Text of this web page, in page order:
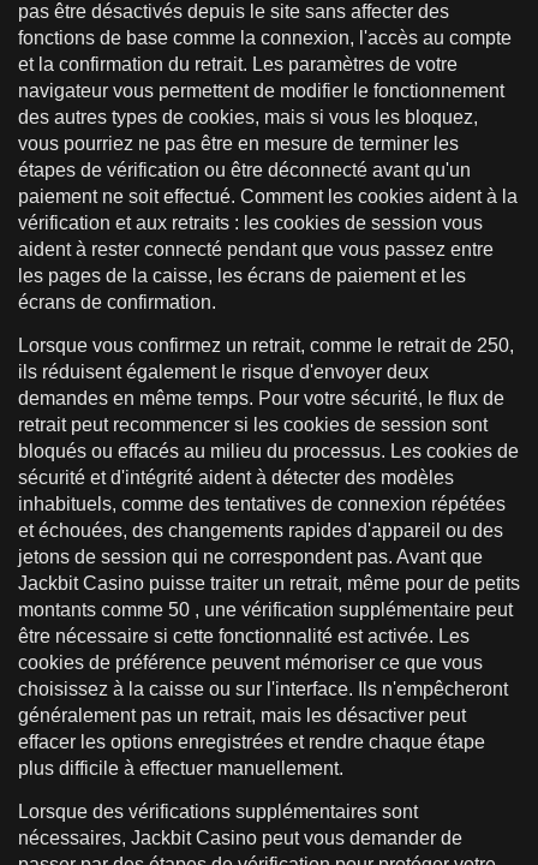
pas être désactivés depuis le site sans affecter des
fonctions de base comme la connexion, l'accès au compte
et la confirmation du retrait. Les paramètres de votre
navigateur vous permettent de modifier le fonctionnement
des autres types de cookies, mais si vous les bloquez,
vous pourriez ne pas être en mesure de terminer les
étapes de vérification ou être déconnecté avant qu'un
paiement ne soit effectué. Comment les cookies aident à la
vérification et aux retraits : les cookies de session vous
aident à rester connecté pendant que vous passez entre
les pages de la caisse, les écrans de paiement et les
écrans de confirmation.
Lorsque vous confirmez un retrait, comme le retrait de 250,
ils réduisent également le risque d'envoyer deux
demandes en même temps. Pour votre sécurité, le flux de
retrait peut recommencer si les cookies de session sont
bloqués ou effacés au milieu du processus. Les cookies de
sécurité et d'intégrité aident à détecter des modèles
inhabituels, comme des tentatives de connexion répétées
et échouées, des changements rapides d'appareil ou des
jetons de session qui ne correspondent pas. Avant que
Jackbit Casino puisse traiter un retrait, même pour de petits
montants comme 50 , une vérification supplémentaire peut
être nécessaire si cette fonctionnalité est activée. Les
cookies de préférence peuvent mémoriser ce que vous
choisissez à la caisse ou sur l'interface. Ils n'empêcheront
généralement pas un retrait, mais les désactiver peut
effacer les options enregistrées et rendre chaque étape
plus difficile à effectuer manuellement.
Lorsque des vérifications supplémentaires sont
nécessaires, Jackbit Casino peut vous demander de